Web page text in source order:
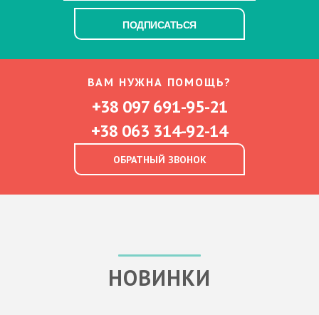
ПОДПИСАТЬСЯ
ВАМ НУЖНА ПОМОЩЬ?
+38 097 691-95-21
+38 063 314-92-14
ОБРАТНЫЙ ЗВОНОК
НОВИНКИ